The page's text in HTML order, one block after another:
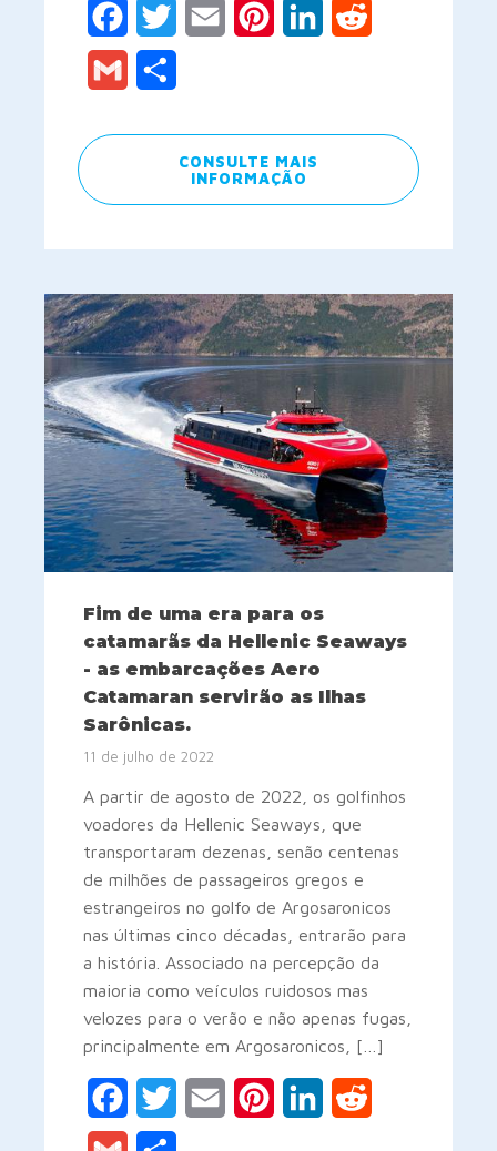
FacebookTwitter Email PinterestLinkedIn
Gmail
CONSULTE MAIS
INFORMAÇÃO
Fim de uma era para os
catamarãs da Hellenic Seaways
- as embarcações Aero
Catamaran servirão as Ilhas
Sarônicas.
11 de julho de 2022
A partir de agosto de 2022, os golfinhos
voadores da Hellenic Seaways, que
transportaram dezenas, senão centenas
de milhões de passageiros gregos e
estrangeiros no golfo de Argosaronicos
nas últimas cinco décadas, entrarão para
a história. Associado na percepção da
maioria como veículos ruidosos mas
velozes para o verão e não apenas fugas,
principalmente em Argosaronicos, […]
FacebookTwitter Email PinterestLinkedIn